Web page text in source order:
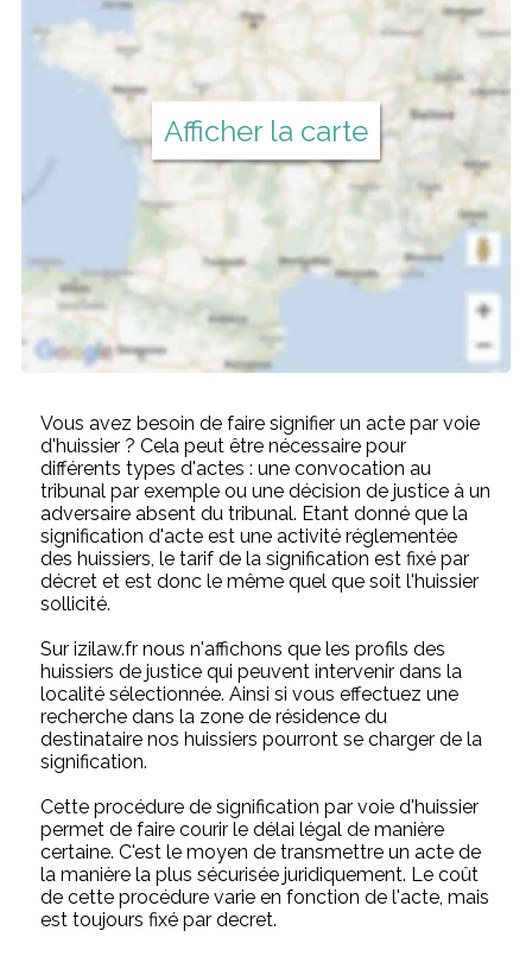
Afficher la carte
Vous avez besoin de faire signifier un acte par voie
d'huissier ? Cela peut être nécessaire pour
différents types d'actes : une convocation au
tribunal par exemple ou une décision de justice à un
adversaire absent du tribunal. Etant donné que la
signification d'acte est une activité réglementée
des huissiers, le tarif de la signification est fixé par
décret et est donc le même quel que soit l'huissier
sollicité.
Sur izilaw.fr nous n'affichons que les profils des
huissiers de justice qui peuvent intervenir dans la
localité sélectionnée. Ainsi si vous effectuez une
recherche dans la zone de résidence du
destinataire nos huissiers pourront se charger de la
signification.
Cette procédure de signification par voie d'huissier
permet de faire courir le délai légal de manière
certaine. C'est le moyen de transmettre un acte de
la manière la plus sécurisée juridiquement. Le coût
de cette procédure varie en fonction de l'acte, mais
est toujours fixé par decret.